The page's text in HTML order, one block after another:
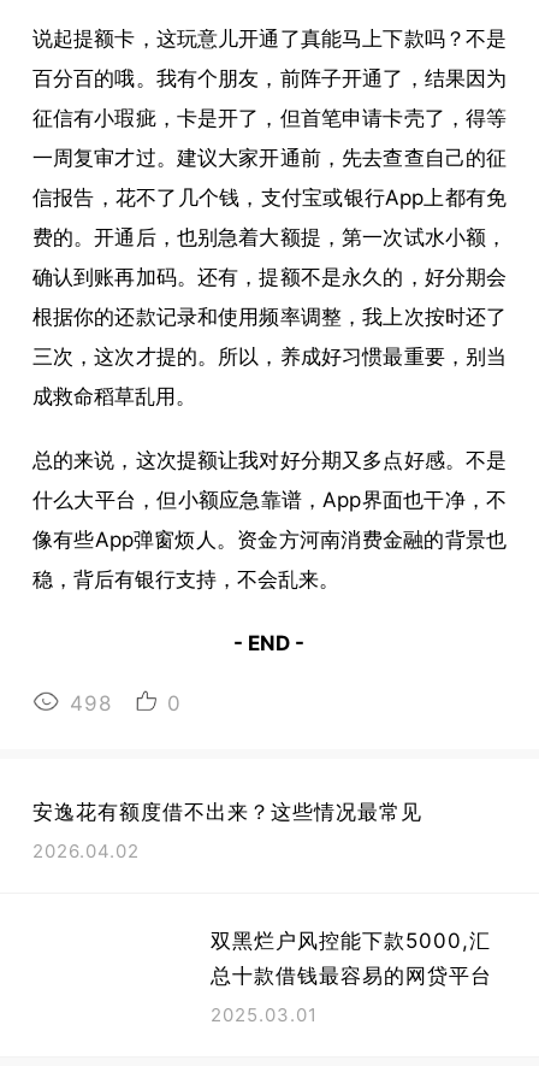
说起提额卡，这玩意儿开通了真能马上下款吗？不是
百分百的哦。我有个朋友，前阵子开通了，结果因为
征信有小瑕疵，卡是开了，但首笔申请卡壳了，得等
一周复审才过。建议大家开通前，先去查查自己的征
信报告，花不了几个钱，支付宝或银行App上都有免
费的。开通后，也别急着大额提，第一次试水小额，
确认到账再加码。还有，提额不是永久的，好分期会
根据你的还款记录和使用频率调整，我上次按时还了
三次，这次才提的。所以，养成好习惯最重要，别当
成救命稻草乱用。
总的来说，这次提额让我对好分期又多点好感。不是
什么大平台，但小额应急靠谱，App界面也干净，不
像有些App弹窗烦人。资金方河南消费金融的背景也
稳，背后有银行支持，不会乱来。
- END -
498 0
安逸花有额度借不出来？这些情况最常见
2026.04.02
双黑烂户风控能下款5000,汇
总十款借钱最容易的网贷平台
2025.03.01